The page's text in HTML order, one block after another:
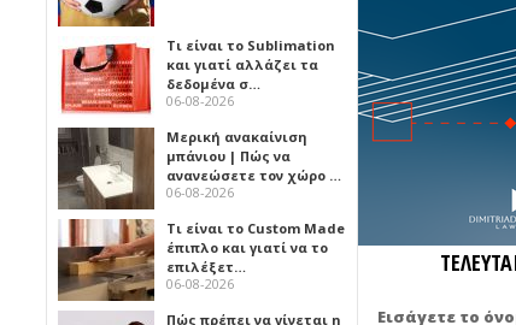
Τι είναι το Sublimation
και γιατί αλλάζει τα
δεδομένα σ…
06-08-2026
Μερική ανακαίνιση
μπάνιου | Πώς να
ανανεώσετε τον χώρο …
06-08-2026
Τι είναι το Custom Made
έπιπλο και γιατί να το
επιλέξετ…
06-08-2026
Πώς πρέπει να γίνεται η
Εισάγετε το